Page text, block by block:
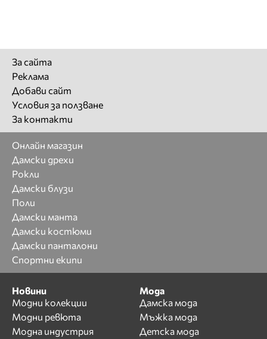
За сайта
Реклама
Добави сайт
Условия за ползване
За контакти
Онлайн магазин
Дамски дрехи
Рокли
Дамски блузи
Поли
Дамски манта
Дамски костюми
Дамски панталони
Спортни екипи
Новини
Модни колекции
Модни ревюта
Модна индустрия
Мода
Дамска мода
Мъжка мода
Детска мода